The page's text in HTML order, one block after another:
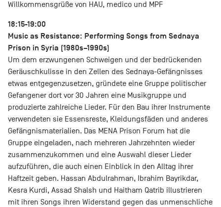
Willkommensgrüße von HAU, medico und MPF
18:15-19:00
Music as Resistance: Performing Songs from Sednaya
Prison in Syria (1980s–1990s)
Um dem erzwungenen Schweigen und der bedrückenden
Geräuschkulisse in den Zellen des Sednaya-Gefängnisses
etwas entgegenzusetzen, gründete eine Gruppe politischer
Gefangener dort vor 30 Jahren eine Musikgruppe und
produzierte zahlreiche Lieder. Für den Bau ihrer Instrumente
verwendeten sie Essensreste, Kleidungsfäden und anderes
Gefängnismaterialien. Das MENA Prison Forum hat die
Gruppe eingeladen, nach mehreren Jahrzehnten wieder
zusammenzukommen und eine Auswahl dieser Lieder
aufzuführen, die auch einen Einblick in den Alltag ihrer
Haftzeit geben. Hassan Abdulrahman, Ibrahim Bayrikdar,
Kesra Kurdi, Assad Shalsh und Haitham Qatrib illustrieren
mit ihren Songs ihren Widerstand gegen das unmenschliche